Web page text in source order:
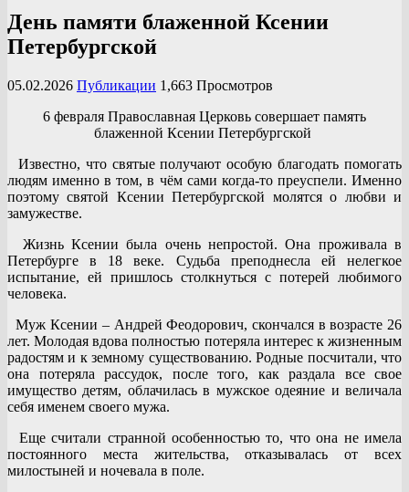
День памяти блаженной Ксении
Петербургской
05.02.2026 Публикации 1,663 Просмотров
6 февраля Православная Церковь совершает память
блаженной Ксении Петербургской
Известно, что святые получают особую благодать помогать
людям именно в том, в чём сами когда-то преуспели. Именно
поэтому святой Ксении Петербургской молятся о любви и
замужестве.
Жизнь Ксении была очень непростой. Она проживала в
Петербурге в 18 веке. Судьба преподнесла ей нелегкое
испытание, ей пришлось столкнуться с потерей любимого
человека.
Муж Ксении – Андрей Феодорович, скончался в возрасте 26
лет. Молодая вдова полностью потеряла интерес к жизненным
радостям и к земному существованию. Родные посчитали, что
она потеряла рассудок, после того, как раздала все свое
имущество детям, облачилась в мужское одеяние и величала
себя именем своего мужа.
Еще считали странной особенностью то, что она не имела
постоянного места жительства, отказывалась от всех
милостыней и ночевала в поле.